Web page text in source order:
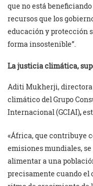
que no está
recursos que los
educación y protección
forma insostenible”.
La justicia climática,
Aditi Mukherji, directora
climático del Grupo
Internacional (GCIAI),
«África, que contribuye
emisiones mundiales,
alimentar a una
precisamente cuando